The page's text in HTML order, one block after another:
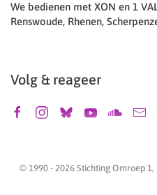
We bedienen met XON en 1
Renswoude, Rhenen,
Volg & reageer
© 1990 - 2026 Stichting Omroep 1,